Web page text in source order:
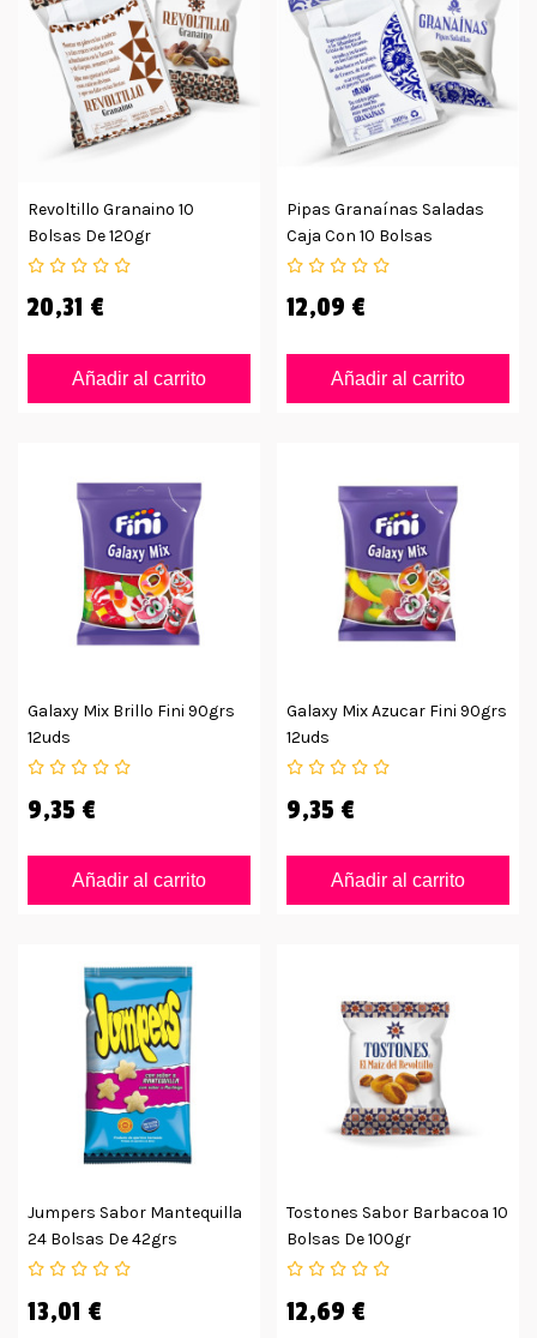
Revoltillo Granaino 10
Bolsas De 120gr
20,31 €
Añadir al carrito
Pipas Granaínas Saladas
Caja Con 10 Bolsas
12,09 €
Añadir al carrito
Galaxy Mix Brillo Fini 90grs
12uds
9,35 €
Añadir al carrito
Galaxy Mix Azucar Fini 90grs
12uds
9,35 €
Añadir al carrito
Jumpers Sabor Mantequilla
24 Bolsas De 42grs
13,01 €
Tostones Sabor Barbacoa 10
Bolsas De 100gr
12,69 €